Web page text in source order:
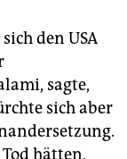
den USA
sagte,
sich aber
hätten,